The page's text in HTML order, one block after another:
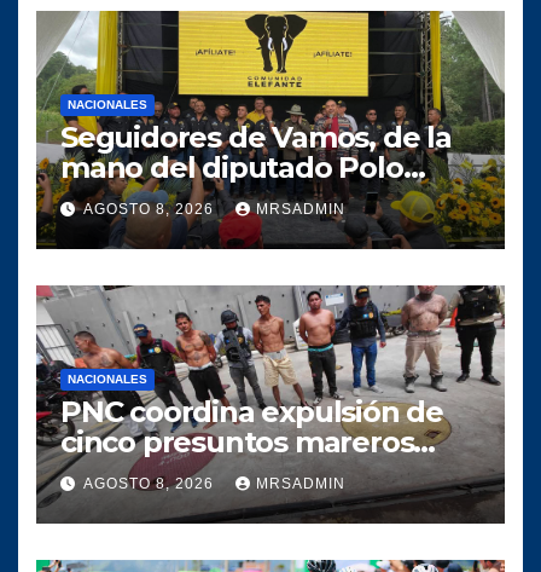
NACIONALES
Seguidores de Vamos, de la
mano del diputado Polo
Salazar, fortalecen a
Comunidad Elefante en Alta
Verapaz
AGOSTO 8, 2026 MRSADMIN
NACIONALES
PNC coordina expulsión de
cinco presuntos mareros
salvadoreños
AGOSTO 8, 2026 MRSADMIN